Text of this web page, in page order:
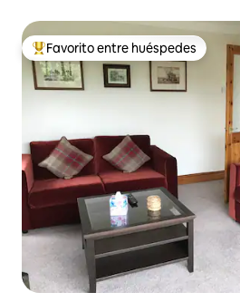
Favorito entre huéspedes preferido
Favorito entre huéspedes